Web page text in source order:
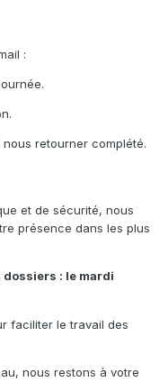
:
nous retourner complété.
et de sécurité, nous
présence dans les plus
: le mardi
faciliter le travail des
nous restons à votre